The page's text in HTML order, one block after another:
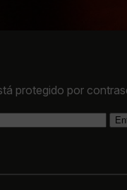
protegido por